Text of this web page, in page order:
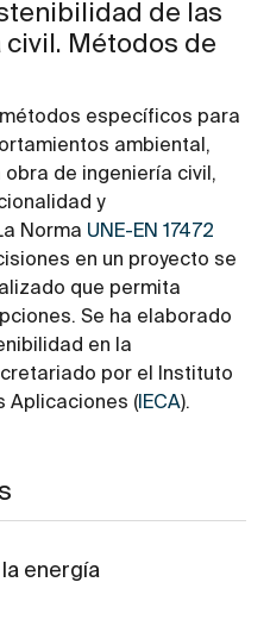
de las
Métodos de
específicos para
ambiental,
de ingeniería civil,
y
Norma UNE-EN 17472
en un proyecto se
que permita
Se ha elaborado
en la
por el Instituto
Aplicaciones ( IECA).
energía